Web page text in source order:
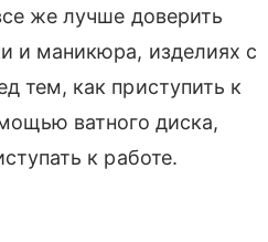
же лучше доверить
и маникюра, изделиях с
тем, как приступить к
ватного диска,
к работе.